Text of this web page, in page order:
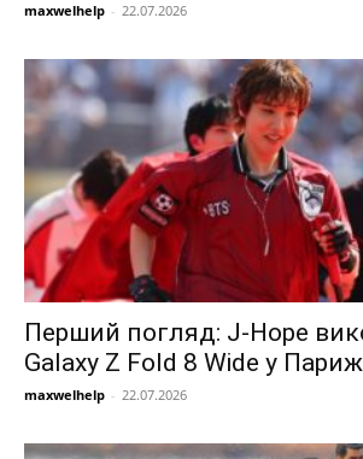
maxwelhelp - 22.07.2026
Перший погляд: J-Hope
Galaxy Z Fold 8 Wide у
maxwelhelp - 22.07.2026